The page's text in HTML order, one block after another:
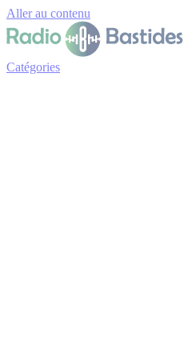
Aller au contenu
Catégories
Panneau de gestion des cookies